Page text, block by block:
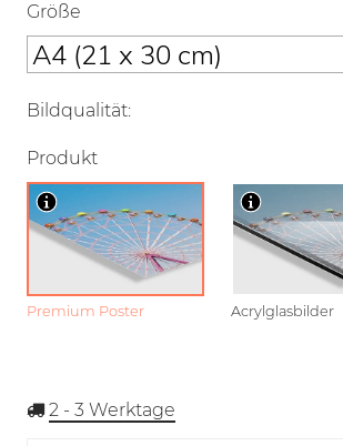
Größe
Bildqualität:
Produkt
Premium Poster Acrylglasbilder
2 - 3 Werktage